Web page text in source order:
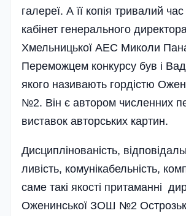
галереї. А її копія тривалий
кабінет генерального
Хмельницької АЕС Миколи
Переможцем конкурсу був і
якого називають гордістю
№2. Він є авто­­ром численних
виставок авторських картин.
Дисципліно­ва­ність,
ли­вість, комуніка­бель­­ність,
саме такі якості притаманні
Оженин­ської ЗОШ №2